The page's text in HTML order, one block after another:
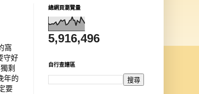
窩
守好
剩
年的
要
總網頁瀏覽量
5,916,496
自行查譜區